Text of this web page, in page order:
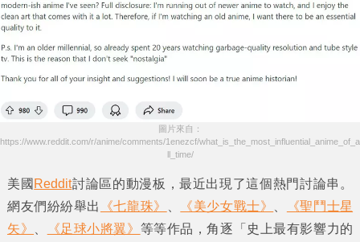
圖片來自：
https://www.reddit.com/r/anime/comments/1enezcf/what_is_the_most_influential_anime_of_a
ll_time/
美國 Reddit討論區的動漫板，最近出現了這個熱門討論串。
網友們紛紛舉出
《七龍珠》 《美少女戰士》
《聖鬥士星
矢》
《足球小將翼》 等等作品，角逐 「史上最有影響力的